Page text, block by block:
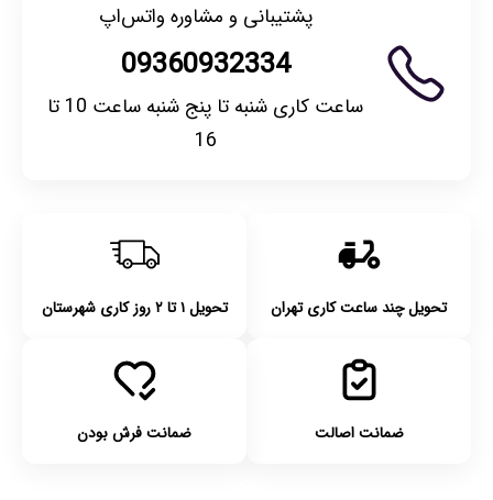
پشتیبانی و مشاوره واتس‌اپ
09360932334
ساعت کاری شنبه تا پنج شنبه ساعت 10 تا
16
تحویل چند ساعت کاری تهران تحویل ۱ تا ۲ روز کاری شهرستان
ضمانت اصالت ضمانت فرش بودن